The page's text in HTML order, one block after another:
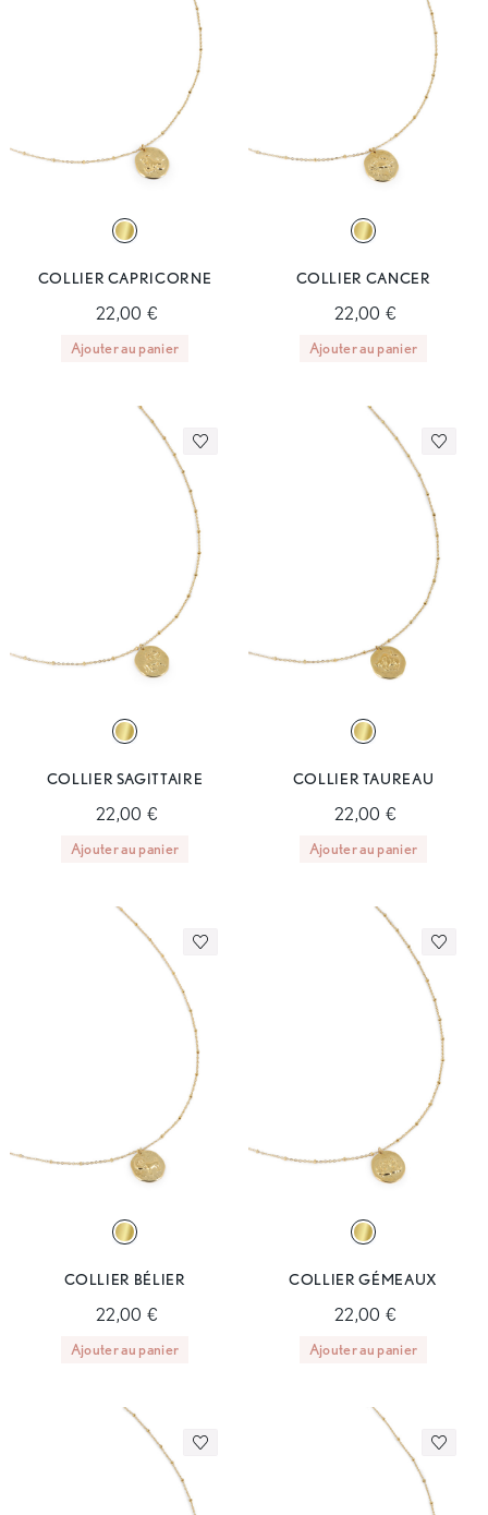
COLLIER CAPRICORNE
22,00 €
Ajouter au panier
COLLIER CANCER
22,00 €
Ajouter au panier
COLLIER SAGITTAIRE
22,00 €
Ajouter au panier
COLLIER TAUREAU
22,00 €
Ajouter au panier
COLLIER BÉLIER
22,00 €
Ajouter au panier
COLLIER GÉMEAUX
22,00 €
Ajouter au panier